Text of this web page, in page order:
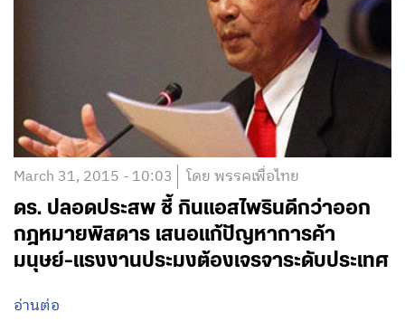
March 31, 2015 - 10:03 โดย พรรคเพื่อไทย
ดร. ปลอดประสพ ชี้ กินแอสไพรินดีกว่าออก
กฎหมายพิสดาร เสนอแก้ปัญหาการค้า
มนุษย์-แรงงานประมงต้องเจรจาระดับประเทศ
อ่านต่อ